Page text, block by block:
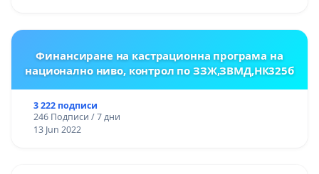
Финансиране на кастрационна програма на
национално ниво, контрол по ЗЗЖ,ЗВМД,НК325б
3 222 подписи
246 Подписи / 7 дни
13 Jun 2022